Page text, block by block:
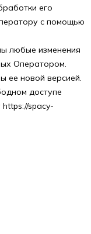
его
с помощью
любые изменения
Оператором.
ее новой версией.
доступе
https://spacy-